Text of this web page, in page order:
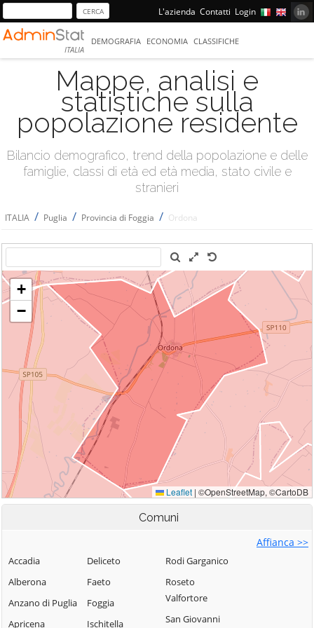
L'azienda Contatti Login
ITALIA
DEMOGRAFIA ECONOMIA CLASSIFICHE
Mappe, analisi e
statistiche sulla
popolazione residente
Bilancio demografico, trend della popolazione e delle
famiglie, classi di età ed età media, stato civile e
stranieri
ITALIA / Puglia / Provincia di Foggia / Ordona
Comuni
Affianca >>
Accadia
Alberona
Anzano di Puglia
Apricena
Deliceto
Faeto
Foggia
Ischitella
Rodi Garganico
Roseto
Valfortore
San Giovanni